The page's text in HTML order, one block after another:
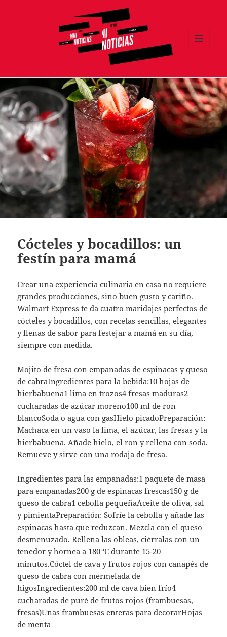
Cócteles y bocadillos: un
festín para mamá
Crear una experiencia culinaria en casa no requiere
grandes producciones, sino buen gusto y cariño.
Walmart Express te da cuatro maridajes perfectos de
cócteles y bocadillos, con recetas sencillas, elegantes
y llenas de sabor para festejar a mamá en su día,
siempre con medida.
Mojito de fresa con empanadas de espinacas y queso
de cabraIngredientes para la bebida:10 hojas de
hierbabuena1 lima en trozos4 fresas maduras2
cucharadas de azúcar moreno100 ml de ron
blancoSoda o agua con gasHielo picadoPreparación:
Machaca en un vaso la lima, el azúcar, las fresas y la
hierbabuena. Añade hielo, el ron y rellena con soda.
Remueve y sirve con una rodaja de fresa.
Ingredientes para las empanadas:1 paquete de masa
para empanadas200 g de espinacas frescas150 g de
queso de cabra1 cebolla pequeñaAceite de oliva, sal
y pimientaPreparación: Sofríe la cebolla y añade las
espinacas hasta que reduzcan. Mezcla con el queso
desmenuzado. Rellena las obleas, ciérralas con un
tenedor y hornea a 180 °C durante 15-20
minutos.Cóctel de cava y frutos rojos con canapés de
queso de cabra con mermelada de
higosIngredientes:200 ml de cava bien frío4
cucharadas de puré de frutos rojos (frambuesas,
fresas)Unas frambuesas enteras para decorarHojas
de menta